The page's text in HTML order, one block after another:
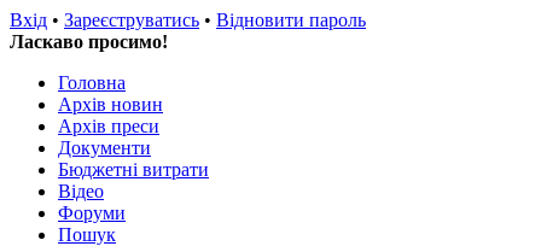
Вхід • Зареєструватись • Відновити пароль
Ласкаво просимо!
Головна
Архів новин
Архів преси
Документи
Бюджетні витрати
Відео
Форуми
Пошук